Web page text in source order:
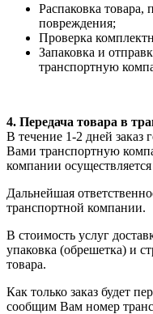
Распаковка товара,
повреждения;
Проверка
Запаковка и
транспортную
4. Передача товара в
В течение 1-2 дней заказ
Вами транспортную
компании
Дальнейшая
транспортной компании.
В стоимость услуг
упаковка (обрешетка) и
товара.
Как только заказ будет
сообщим Вам номер